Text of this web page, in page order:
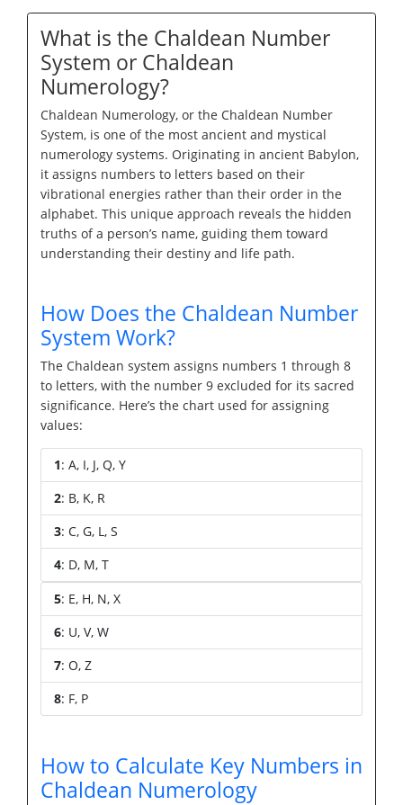
What is the Chaldean Number
System or Chaldean
Numerology?
Chaldean Numerology, or the Chaldean Number
System, is one of the most ancient and mystical
numerology systems. Originating in ancient Babylon,
it assigns numbers to letters based on their
vibrational energies rather than their order in the
alphabet. This unique approach reveals the hidden
truths of a person’s name, guiding them toward
understanding their destiny and life path.
How Does the Chaldean Number
System Work?
The Chaldean system assigns numbers 1 through 8
to letters, with the number 9 excluded for its sacred
significance. Here’s the chart used for assigning
values:
1: A, I, J, Q, Y
2: B, K, R
3: C, G, L, S
4: D, M, T
5: E, H, N, X
6: U, V, W
7: O, Z
8: F, P
How to Calculate Key Numbers in
Chaldean Numerology